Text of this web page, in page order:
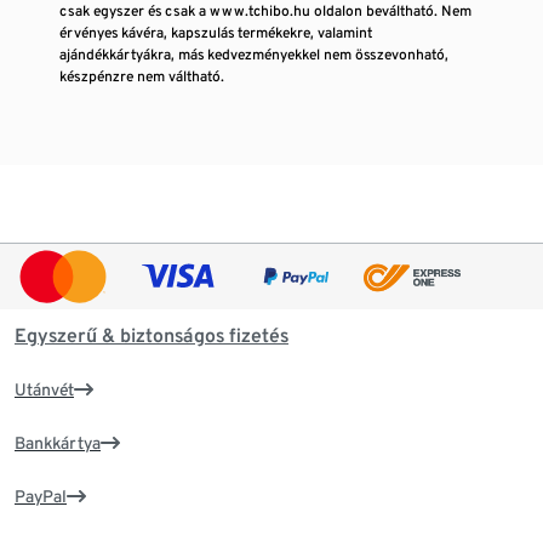
csak egyszer és csak a www.tchibo.hu oldalon beváltható. Nem
érvényes kávéra, kapszulás termékekre, valamint
ajándékkártyákra, más kedvezményekkel nem összevonható,
készpénzre nem váltható.
Egyszerű & biztonságos fizetés
Utánvét
Bankkártya
PayPal